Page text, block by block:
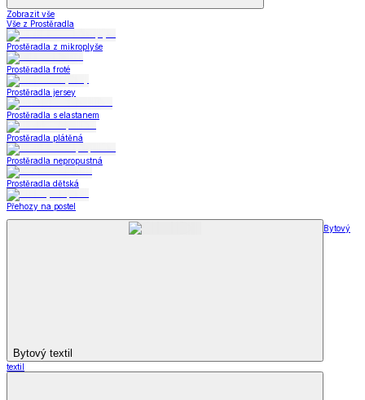
Zobrazit vše
Vše z Prostěradla
Prostěradla z mikroplyše
Prostěradla froté
Prostěradla jersey
Prostěradla s elastanem
Prostěradla plátěná
Prostěradla nepropustná
Prostěradla dětská
Přehozy na postel
Bytový textil
Bytový
textil